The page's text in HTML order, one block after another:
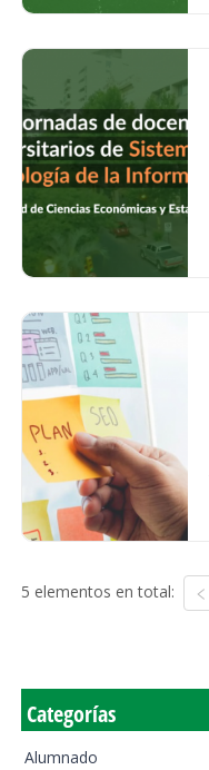
5 elementos en total:
Categorías
Alumnado